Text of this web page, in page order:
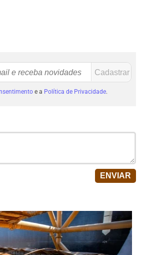
e a Política de Privacidade.